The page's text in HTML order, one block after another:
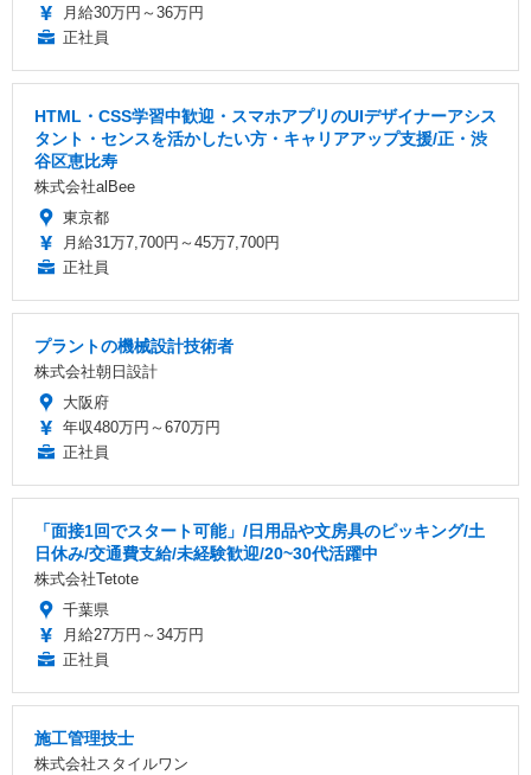
月給30万円～36万円
正社員
HTML・CSS学習中歓迎・スマホアプリのUIデザイナーアシス
タント・センスを活かしたい方・キャリアアップ支援/正・渋
谷区恵比寿
株式会社alBee
東京都
月給31万7,700円～45万7,700円
正社員
プラントの機械設計技術者
株式会社朝日設計
大阪府
年収480万円～670万円
正社員
「面接1回でスタート可能」/日用品や文房具のピッキング/土
日休み/交通費支給/未経験歓迎/20~30代活躍中
株式会社Tetote
千葉県
月給27万円～34万円
正社員
施工管理技士
株式会社スタイルワン